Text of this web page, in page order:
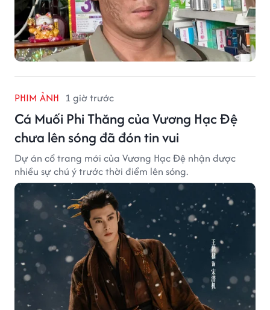
PHIM ẢNH 1 giờ trước
Cá Muối Phi Thăng của Vương Hạc Đệ
chưa lên sóng đã đón tin vui
Dự án cổ trang mới của Vương Hạc Đệ nhận được
nhiều sự chú ý trước thời điểm lên sóng.